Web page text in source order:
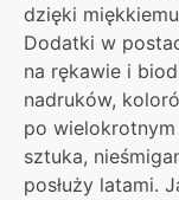
dzięki
Dodatki w
na rękawie i
nadruków,
po
sztuka,
posłuży latami.